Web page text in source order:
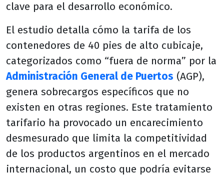
clave para el desarrollo económico.
El estudio detalla cómo la tarifa de los
contenedores de 40 pies de alto cubicaje,
categorizados como “fuera de norma” por la
Administración General de Puertos (AGP),
genera sobrecargos específicos que no
existen en otras regiones. Este tratamiento
tarifario ha provocado un encarecimiento
desmesurado que limita la competitividad
de los productos argentinos en el mercado
internacional, un costo que podría evitarse